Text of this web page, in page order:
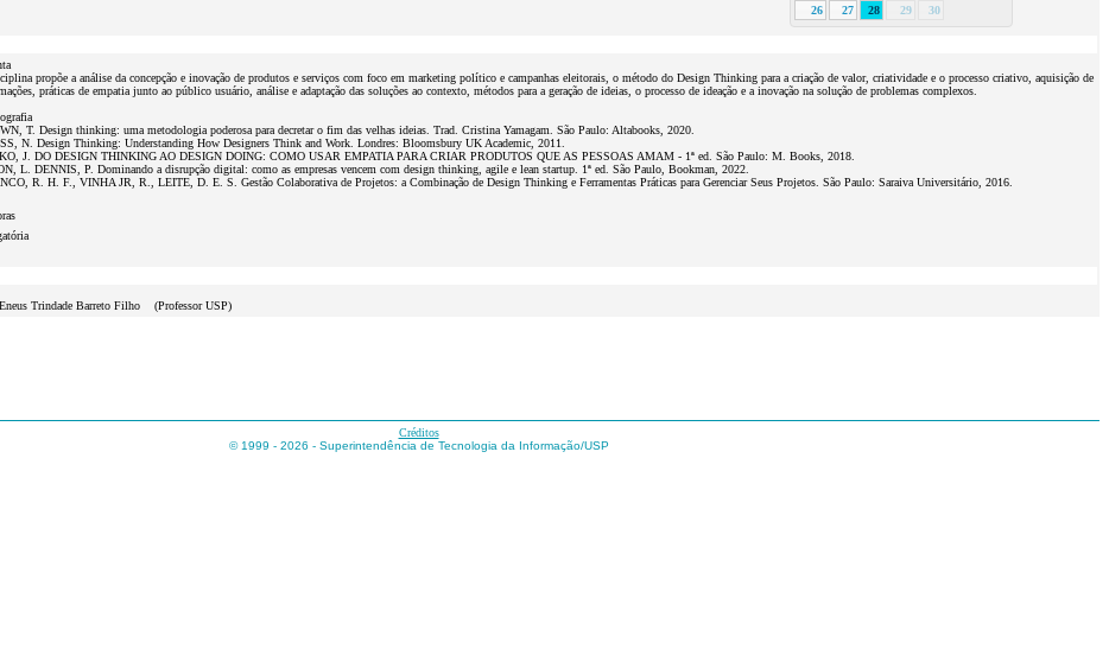
26
27 28 29 30
propõe a análise da concepção e inovação de produtos e serviços com foco em marketing político e campanhas eleitorais, o método do Design Thinking para a criação de valor, criatividade e o processo criativo, aquisição de
práticas de empatia junto ao público usuário, análise e adaptação das soluções ao contexto, métodos para a geração de ideias, o processo de ideação e a inovação na solução de problemas complexos.
T. Design thinking: uma metodologia poderosa para decretar o fim das velhas ideias. Trad. Cristina Yamagam. São Paulo: Altabooks, 2020.
N. Design Thinking: Understanding How Designers Think and Work. Londres: Bloomsbury UK Academic, 2011.
J. DO DESIGN THINKING AO DESIGN DOING: COMO USAR EMPATIA PARA CRIAR PRODUTOS QUE AS PESSOAS AMAM - 1ª ed. São Paulo: M. Books, 2018.
L. DENNIS, P. Dominando a disrupção digital: como as empresas vencem com design thinking, agile e lean startup. 1ª ed. São Paulo, Bookman, 2022.
R. H. F., VINHA JR, R., LEITE, D. E. S. Gestão Colaborativa de Projetos: a Combinação de Design Thinking e Ferramentas Práticas para Gerenciar Seus Projetos. São Paulo: Saraiva Universitário, 2016.
Eneus Trindade Barreto Filho (Professor USP)
Créditos
© 1999 - 2026 - Superintendência de Tecnologia da Informação/USP